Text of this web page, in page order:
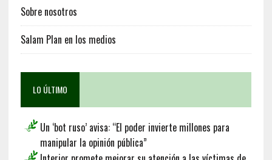
Sobre nosotros
Salam Plan en los medios
LO ÚLTIMO
Un ‘bot ruso’ avisa: “El poder invierte millones para
manipular la opinión pública”